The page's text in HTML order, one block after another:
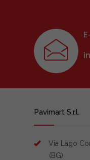
Pavimart S.r.l.
Via Lago
(BG)